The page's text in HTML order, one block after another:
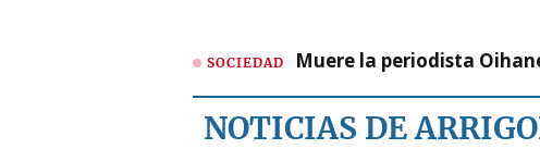
SOCIEDAD Muere la periodista
NOTICIAS DE